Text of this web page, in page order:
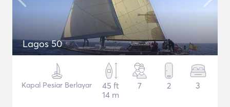
Lagos 50
Kapal Pesiar Berlayar
45 ft
14 m
7 2 3